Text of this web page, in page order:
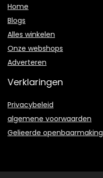
Home
Blogs
Alles winkelen
Onze webshops
Adverteren
Verklaringen
Privacybeleid
algemene voorwaarden
Gelieerde openbaarmaking